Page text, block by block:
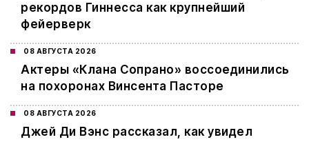
рекордов Гиннесса как крупнейший
фейерверк
08 АВГУСТА 2026
Актеры «Клана Сопрано» воссоединились
на похоронах Винсента Пасторе
08 АВГУСТА 2026
Джей Ди Вэнс рассказал, как увидел